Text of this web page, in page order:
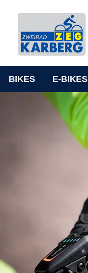
BIKES E-BIKES